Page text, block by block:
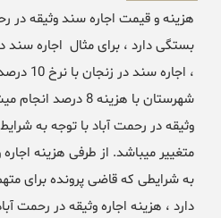
هزینه و قیمت اجاره سند وثیقه در
، اجاره
شهرستان با هزینه 8
متغییر میباشد. از طرفی هزینه
به شرایطی که قاضی پرونده برای